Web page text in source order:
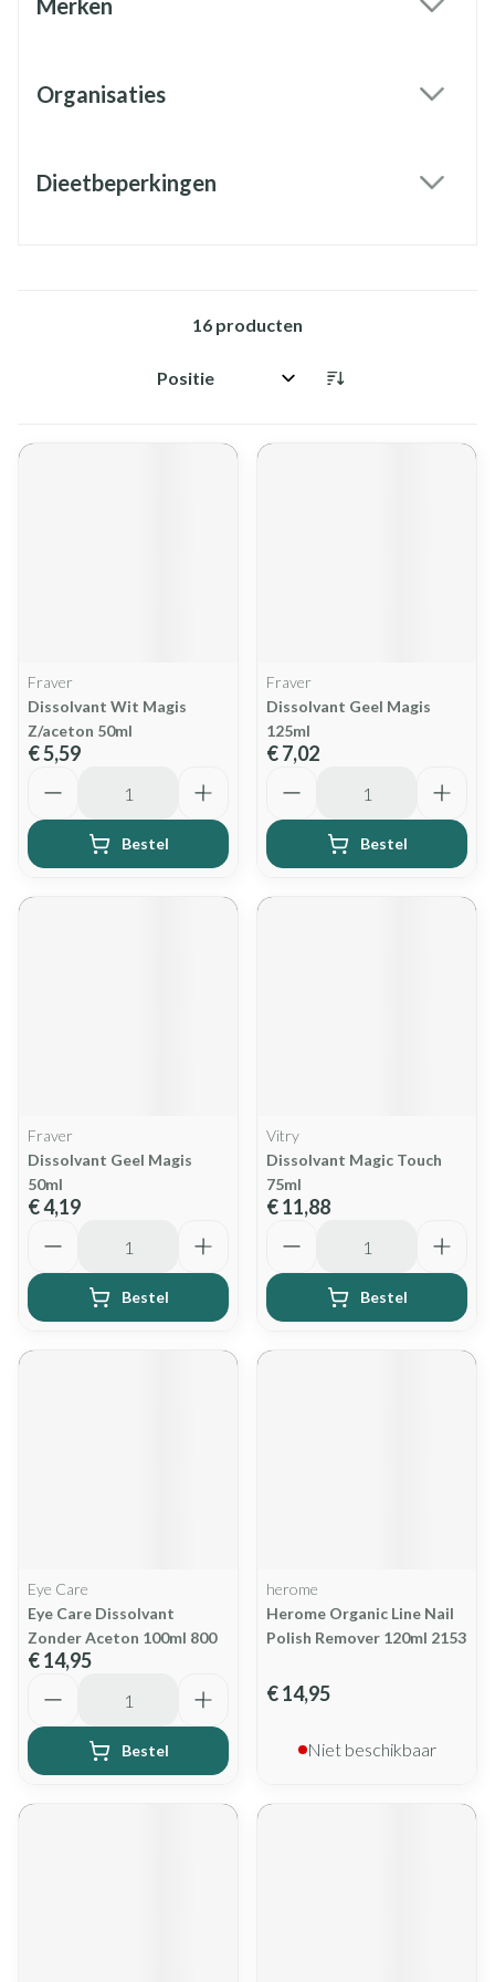
Merken
Organisaties
Dieetbeperkingen
16 producten
Sorteer op:
Fraver
Dissolvant Wit Magis
Z/aceton 50ml
€ 5,59
Bestel
Fraver
Dissolvant Geel Magis
125ml
€ 7,02
Bestel
Fraver
Dissolvant Geel Magis
50ml
€ 4,19
Bestel
Vitry
Dissolvant Magic Touch
75ml
€ 11,88
Bestel
Eye Care
Eye Care Dissolvant
Zonder Aceton 100ml 800
€ 14,95
Bestel
herome
Herome Organic Line Nail
Polish Remover 120ml 2153
€ 14,95
Niet beschikbaar